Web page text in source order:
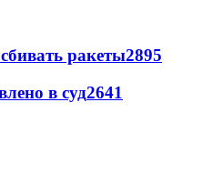
ракеты2895
в суд2641